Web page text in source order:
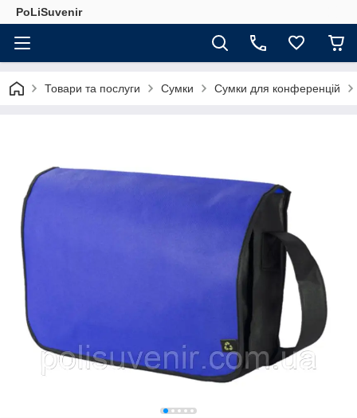
PoLiSuvenir
Товари та послуги Сумки Сумки для конференцій